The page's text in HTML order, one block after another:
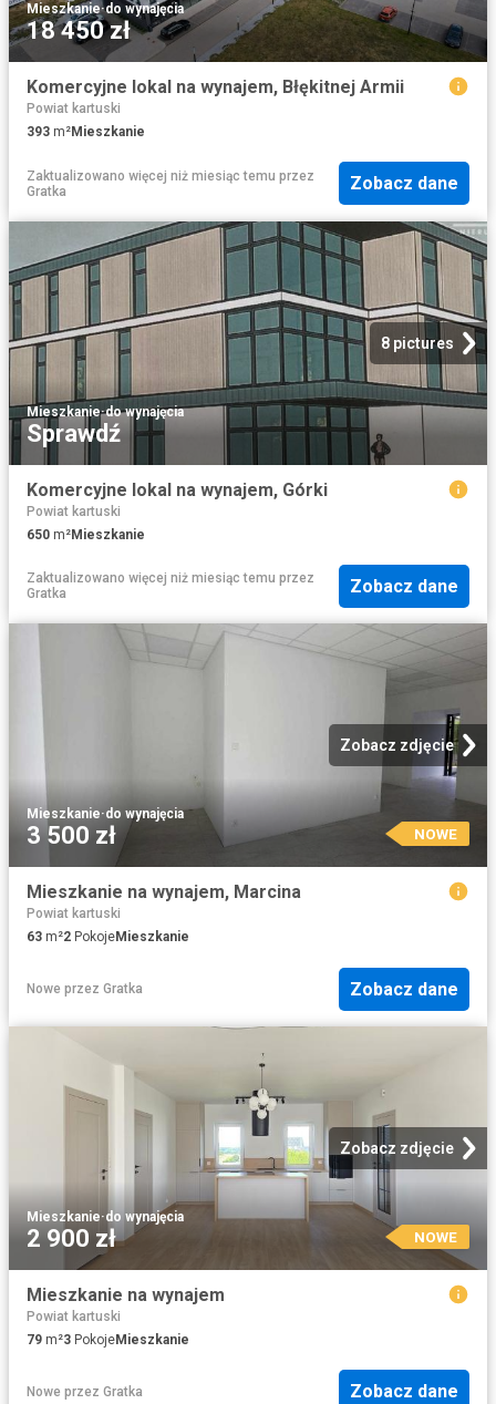
Mieszkanie·do wynajęcia
18 450 zł
Komercyjne lokal na wynajem, Błękitnej Armii
Powiat kartuski
393 m²Mieszkanie
Zaktualizowano więcej niż miesiąc temu przez
Gratka
Zobacz dane
8 pictures
Mieszkanie·do wynajęcia
Sprawdź
Komercyjne lokal na wynajem, Górki
Powiat kartuski
650 m²Mieszkanie
Zaktualizowano więcej niż miesiąc temu przez
Gratka
Zobacz dane
Zobacz zdjęcie
Mieszkanie·do wynajęcia
3 500 zł NOWE
Mieszkanie na wynajem, Marcina
Powiat kartuski
63 m²2 PokojeMieszkanie
Nowe przez Gratka Zobacz dane
Zobacz zdjęcie
Mieszkanie·do wynajęcia
2 900 zł NOWE
Mieszkanie na wynajem
Powiat kartuski
79 m²3 PokojeMieszkanie
Nowe przez Gratka Zobacz dane